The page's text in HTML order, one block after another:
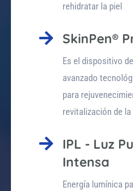
rehidratar la piel
 SkinPen®
Es el dispositivo
avanzado
para
revitalización de la

IPL - Luz
Intensa
Energía lumínica